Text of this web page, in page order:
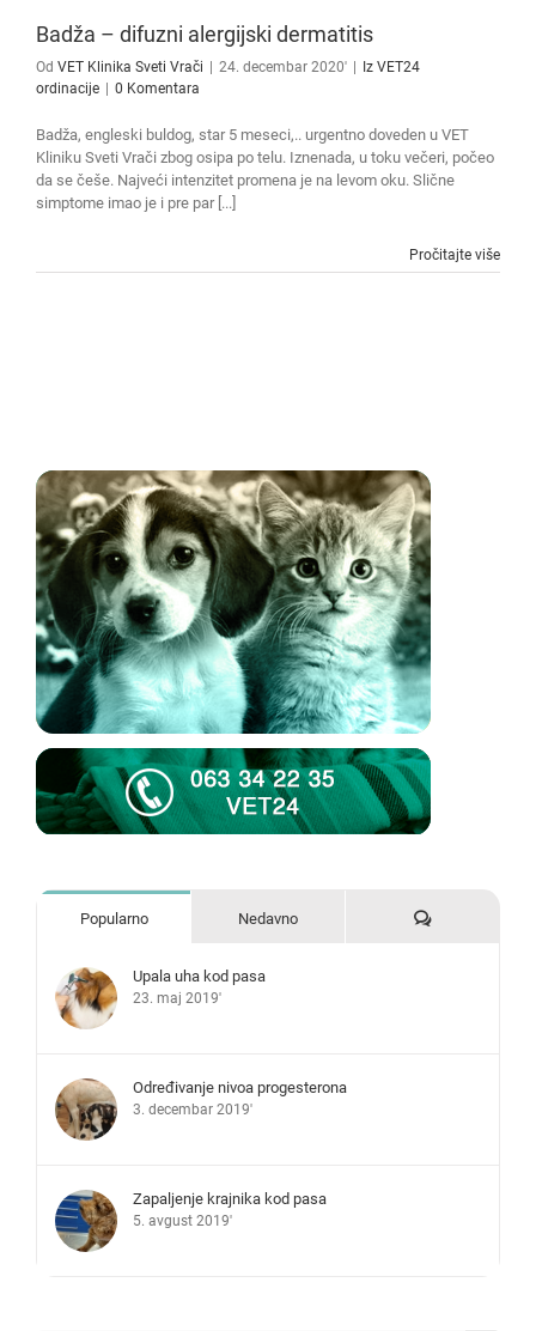
Badža – difuzni alergijski dermatitis
Od VET Klinika Sveti Vrači 24. decembar 2020'
Iz VET24
ordinacije
0 Komentara
Badža, engleski buldog, star 5 meseci,.. urgentno doveden u VET
Kliniku Sveti Vrači zbog osipa po telu. Iznenada, u toku večeri, počeo
da se češe. Najveći intenzitet promena je na levom oku. Slične
simptome imao je i pre par [...]
Pročitajte više
Popularno Nedavno Komentari
Upala uha kod pasa
23. maj 2019'
Određivanje nivoa progesterona
3. decembar 2019'
Zapaljenje krajnika kod pasa
5. avgust 2019'